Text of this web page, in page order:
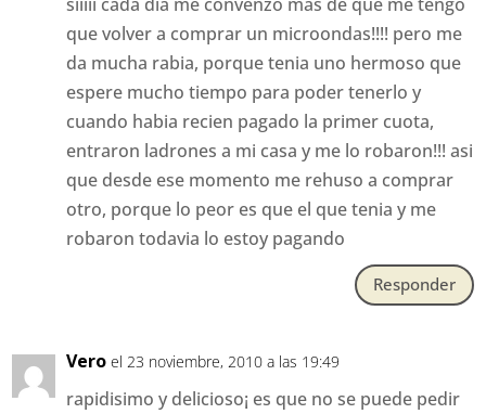
que volver a comprar un microondas!!!! pero me
da mucha rabia, porque tenia uno hermoso que
espere mucho tiempo para poder tenerlo y
cuando habia recien pagado la primer cuota,
entraron ladrones a mi casa y me lo robaron!!! asi
que desde ese momento me rehuso a comprar
otro, porque lo peor es que el que tenia y me
robaron todavia lo estoy pagando
Responder
Vero el 23 noviembre, 2010 a las 19:49
rapidisimo y delicioso¡ es que no se puede pedir